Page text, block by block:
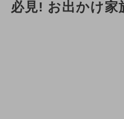
必見! お出かけ家